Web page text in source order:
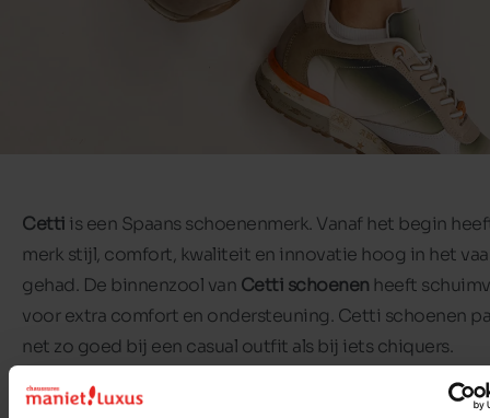
Cetti is een Spaans schoenenmerk. Vanaf het begin
merk stijl, comfort, kwaliteit en innovatie hoog in het
gehad. De binnenzool van Cetti schoenen heeft
voor extra comfort en ondersteuning. Cetti schoenen
net zo goed bij een casual outfit als bij iets chiquers.
Cetti sportschoenen
onderscheiden zich van de massa